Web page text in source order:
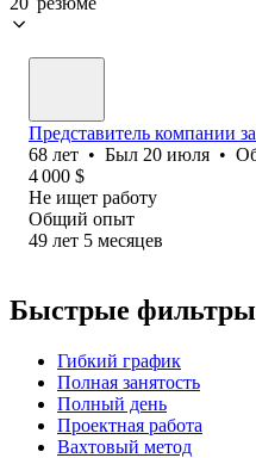
Представитель компании
68 лет • Был 20 июля •
4 000 $
Не ищет работу
Общий опыт
49 лет 5 месяцев
Быстрые фильтры
Гибкий график
Полная занятость
Полный день
Проектная работа
Вахтовый метод